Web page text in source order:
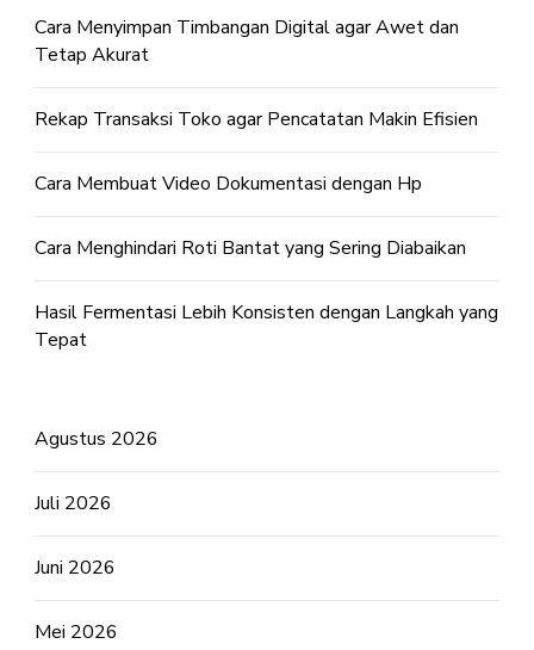
Cara Menyimpan Timbangan Digital agar Awet dan
Tetap Akurat
Rekap Transaksi Toko agar Pencatatan Makin Efisien
Cara Membuat Video Dokumentasi dengan Hp
Cara Menghindari Roti Bantat yang Sering Diabaikan
Hasil Fermentasi Lebih Konsisten dengan Langkah yang
Tepat
Agustus 2026
Juli 2026
Juni 2026
Mei 2026